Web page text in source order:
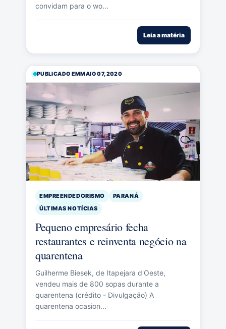
convidam para o wo...
Leia a matéria
PUBLICADO EMMAIO 07, 2020
EMPREENDEDORISMO
PARANÁ
ÚLTIMAS NOTÍCIAS
Pequeno empresário fecha
restaurantes e reinventa negócio na
quarentena
Guilherme Biesek, de Itapejara d'Oeste,
vendeu mais de 800 sopas durante a
quarentena (crédito - Divulgação) A
quarentena ocasion...